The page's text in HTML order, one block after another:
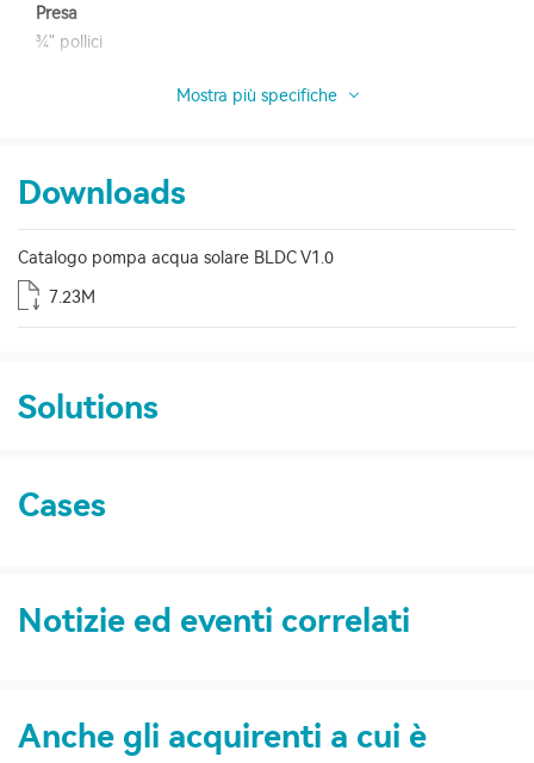
Presa
¾" pollici
Mostra più specifiche
Downloads
Catalogo pompa acqua solare BLDC V1.0
7.23M
Solutions
Cases
Notizie ed eventi correlati
Anche gli acquirenti a cui è